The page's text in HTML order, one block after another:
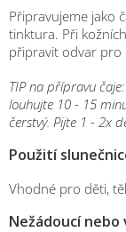
Připravujeme jako
tinktura. Při
připravit odvar pro
TIP na přípravu
louhujte 10 - 15
čerstvý. Pijte 1 - 2x
Použití
Vhodné pro děti,
Nežádoucí